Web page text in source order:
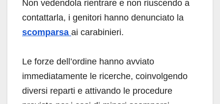
Non vedendola rientrare e non riuscendo a
contattarla, i genitori hanno denunciato la
scomparsa ai carabinieri.
Le forze dell’ordine hanno avviato
immediatamente le ricerche, coinvolgendo
diversi reparti e attivando le procedure